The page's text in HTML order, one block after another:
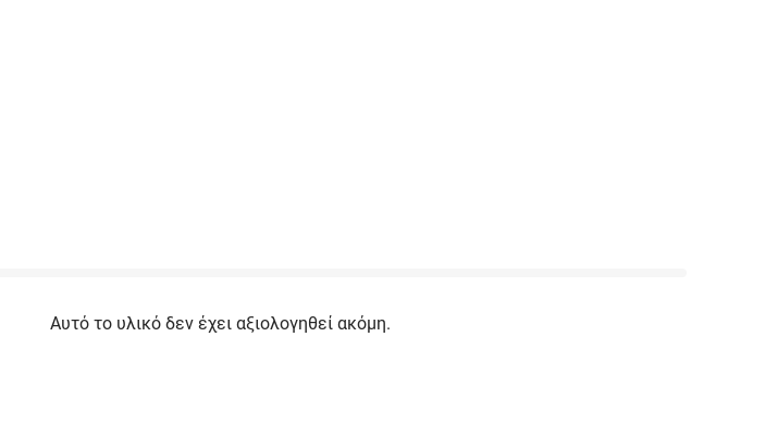
Αυτό το υλικό δεν έχει αξιολογηθεί ακόμη.